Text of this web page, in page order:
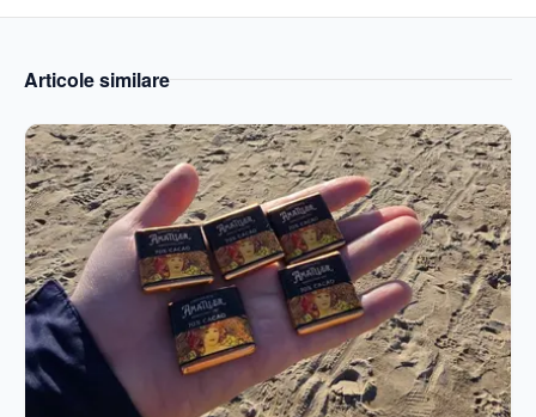
Articole similare